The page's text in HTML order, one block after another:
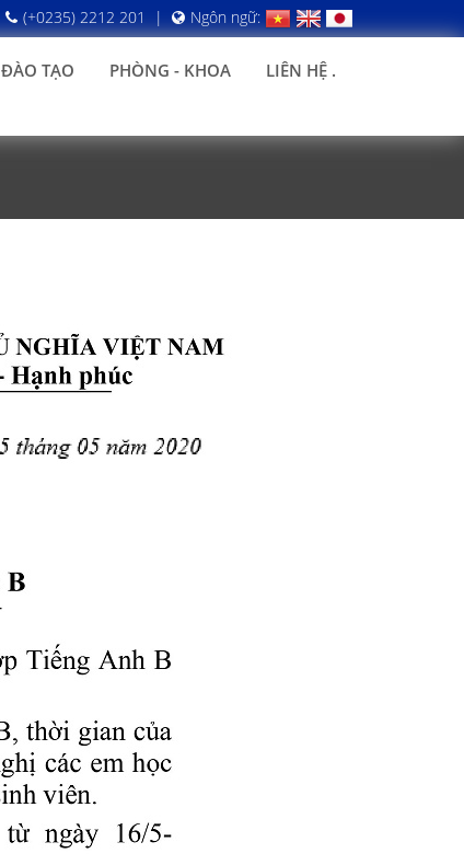
Ngôn ngữ:
|
(+0235) 2212 201
ĐÀO TẠO PHÒNG - KHOA LIÊN HỆ .